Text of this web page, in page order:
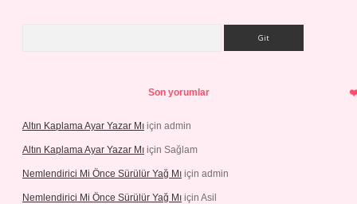
Son yorumlar
Altın Kaplama Ayar Yazar Mı için admin
Altın Kaplama Ayar Yazar Mı için Sağlam
Nemlendirici Mi Önce Sürülür Yağ Mı için admin
Nemlendirici Mi Önce Sürülür Yağ Mı için Asil